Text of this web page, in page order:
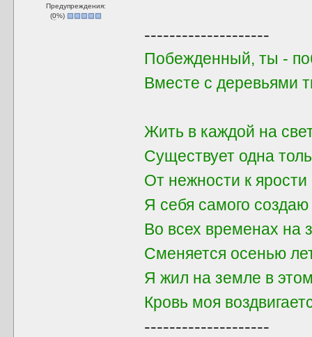
Предупреждения:
(0%)
--------------------
Побежденный, ты -
Вместе с деревьями
Жить в каждой на
Существует одна
От нежности к ярости
Я себя самого
Во всех временах на
Сменяется осенью
Я жил на земле в
Кровь моя
--------------------